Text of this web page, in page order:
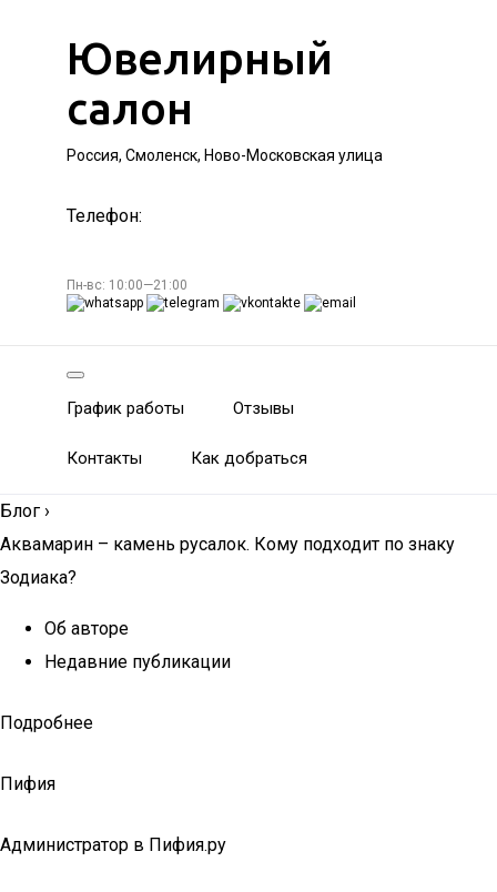
Ювелирный
салон
Россия, Смоленск, Ново-Московская улица
Телефон:
Пн-вс: 10:00—21:00
График работы Отзывы
Контакты Как добраться
Блог ›
Аквамарин – камень русалок. Кому подходит по знаку
Зодиака?
Об авторе
Недавние публикации
Подробнее
Пифия
Администратор в Пифия.ру